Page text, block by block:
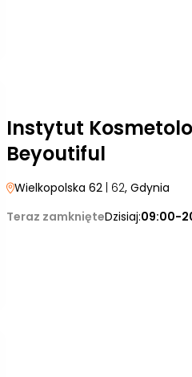
Instytut
Beyoutiful
Wielkopolska 62 | 62, Gdynia
Teraz zamknięteDzisiaj:09:00-